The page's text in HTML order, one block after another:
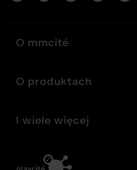
O mmcité
O produktach
I wiele więcej